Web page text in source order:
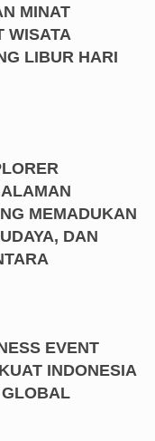
MINAT
WISATA
LIBUR HARI
MEMADUKAN
DAN
EVENT
INDONESIA